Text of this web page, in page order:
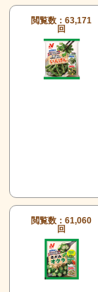
閲覧数：63,171
回
閲覧数：61,060
回